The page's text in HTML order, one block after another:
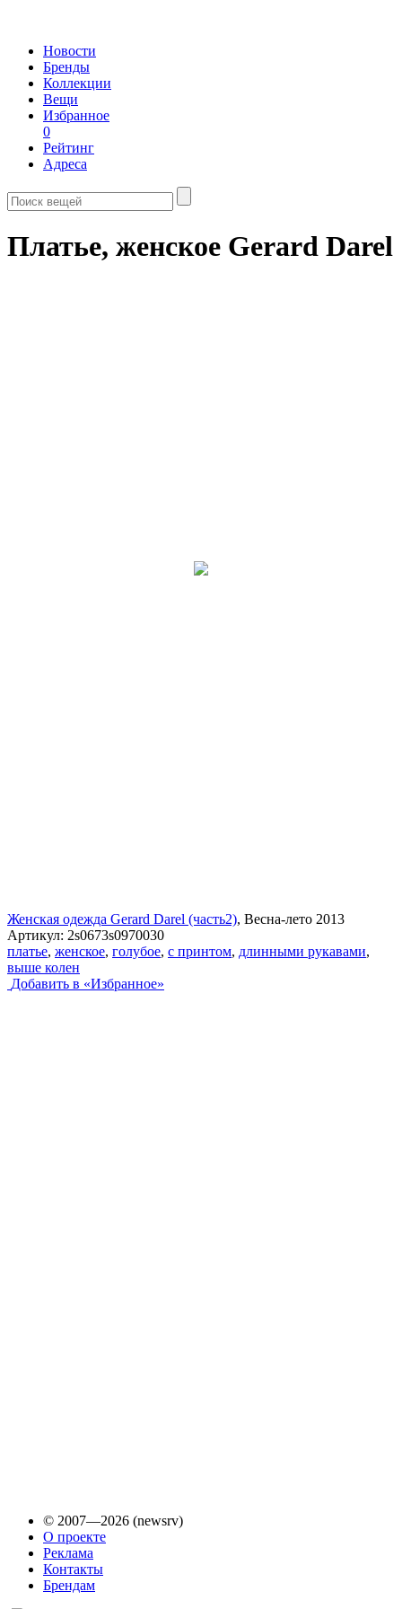
Новости
Бренды
Коллекции
Вещи
Избранное
0
Рейтинг
Адреса
Платье, женское Gerard Darel
Женская одежда Gerard Darel (часть2), Весна-лето 2013
Артикул: 2s0673s0970030
платье, женское, голубое, с принтом, длинными рукавами,
выше колен
Добавить в «Избранное»
© 2007—2026 (newsrv)
О проекте
Реклама
Контакты
Брендам